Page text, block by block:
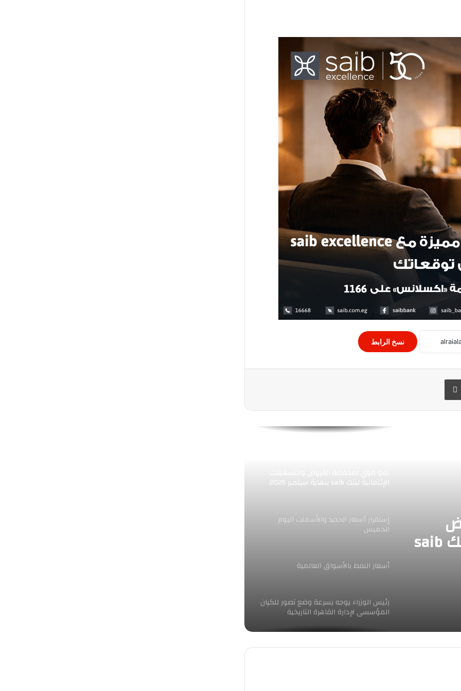
نسخ الرابط
طباعة
والتسهيلات الإئتمانية لبنك saib
تراجع العملات الرقمية اليوم
الإحصاء: ارتفاع معدل التضخم الشهرى
أسعار العملات الأجنبية والعربيه أمام
الجنيه المصري اليوم
بنك مصر “أسرع بنك نموًا في قطاع
الشركات ” من مجلة جلوبال بيزنس أوتلوك
الإئتمانية لبنك saib بنهاية سبتمبر 2025
إستقرار أسعار الحديد والأسمنت اليوم
الخميس
أسعار النفط بالأسواق العالمية
رئيس الوزراء يوجه بسرعة وضع تصور للكيان
المؤسسى لإدارة القاهرة التاريخية
أسعار اللحوم البلدى اليوم ..